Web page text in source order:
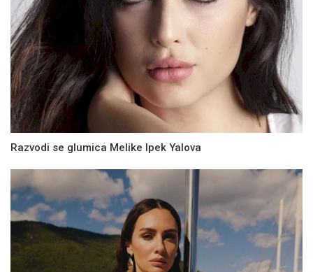
Razvodi se glumica Melike Ipek Yalova